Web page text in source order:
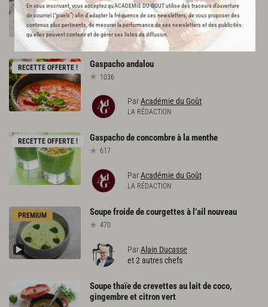
En vous inscrivant, vous acceptez qu'ACADEMIE DU GOUT utilise des traceurs d’ouverture
de courriel (“pixels”) afin d’adapter la fréquence de ses newsletters, de vous proposer des
contenus plus pertinents, de mesurer la performance de ses newsletters et des publicités
qu’elles peuvent contenir et de gérer ses listes de diffusion.
232
ParAcadémie du Goût
LA RÉDACTION
RECETTE OFFERTE ! Gaspachoandalou
1036
ParAcadémie du Goût
LA RÉDACTION
RECETTE OFFERTE ! Gaspachodeconcombreà lamenthe
617
ParAcadémie du Goût
LA RÉDACTION
PREMIUM Soupefroidedecourgettesà l’ail nouveau
470
ParAlain Ducasse
et 2 autres chefs
Soupe thaïe de crevettes au lait de coco,
gingembre et citron vert